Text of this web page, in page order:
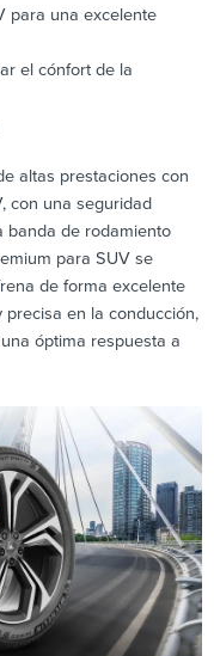
para una excelente
el cónfort de la
altas prestaciones con
con una seguridad
banda de rodamiento
para SUV se
de forma excelente
en la conducción,
óptima respuesta a